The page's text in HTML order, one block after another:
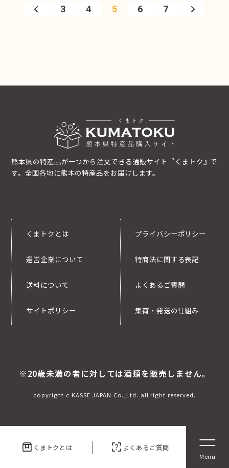
box くまトクとは indeterminate_question_box よくあるご質問
3 4 5 6 7
熊本県の特産品が一つから注文できる通販サイト『くまトク』で
す。全国各地に熊本の特産品をお届けします。
くまトクとは
運営企業について
送料について
サイトポリシー
プライバシーポリシー
特商法に関する表記
よくあるご質問
集荷・発送の仕組み
※20歳未満の者に対しては酒類を販売しません。
copyright c KASSE JAPAN Co.,Ltd. all right reserved.